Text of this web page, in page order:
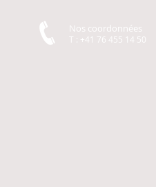
Nos coordonnées
T : +41 76 455 14 50